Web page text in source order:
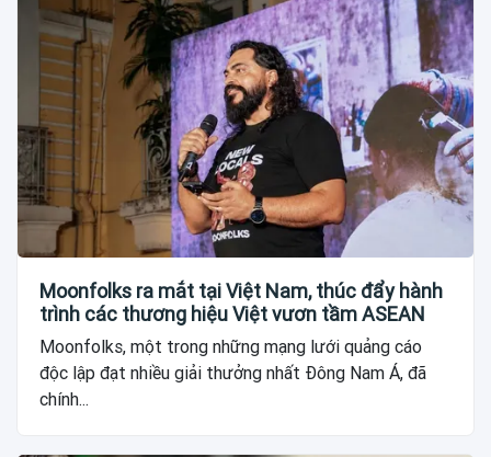
Moonfolks ra mắt tại Việt Nam, thúc đẩy hành
trình các thương hiệu Việt vươn tầm ASEAN
Moonfolks, một trong những mạng lưới quảng cáo
độc lập đạt nhiều giải thưởng nhất Đông Nam Á, đã
chính...